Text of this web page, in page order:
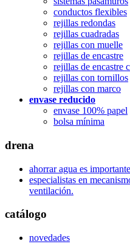
conductos flexibles
rejillas redondas
rejillas cuadradas
rejillas con muelle
rejillas de encastre
rejillas de encastre
rejillas con tornillos
rejillas con marco
envase reducido
envase 100% papel
bolsa mínima
drena
ahorrar agua es importante
especialistas en
ventilación.
catálogo
novedades